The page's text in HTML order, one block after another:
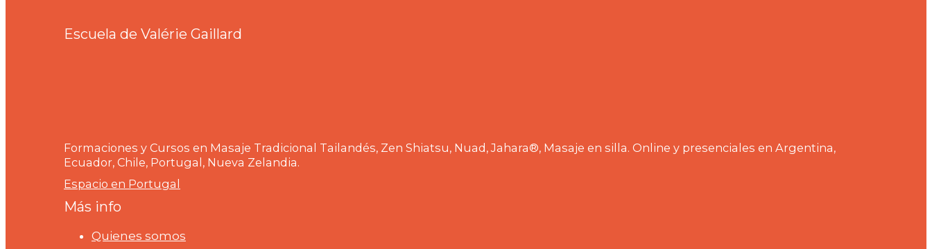
Escuela de Valérie Gaillard
Formaciones y Cursos en Masaje Tradicional Tailandés, Zen Shiatsu, Nuad, Jahara®, Masaje en silla. Online y presenciales en Argentina,
Ecuador, Chile, Portugal, Nueva Zelandia.
Espacio en Portugal
Más info
Quienes somos